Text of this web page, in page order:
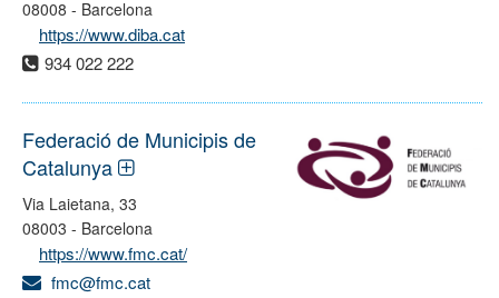
08008 - Barcelona
https://www.diba.cat
934 022 222
Federació de Municipis de
Catalunya
Via Laietana, 33
08003 - Barcelona
https://www.fmc.cat/
fmc@fmc.cat